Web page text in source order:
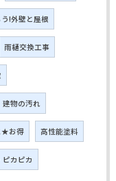
!外壁と屋根
雨樋交換工事
建物の汚れ
★お得 高性能塗料
ピカピカ